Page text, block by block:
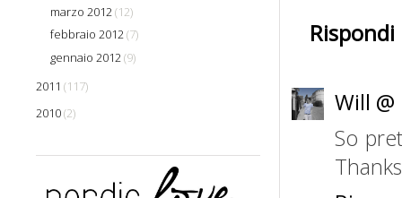
Rispondi
Will
So
marzo 2012(12)
febbraio 2012(7)
gennaio 2012(9)
2011 (117)
2010(2)